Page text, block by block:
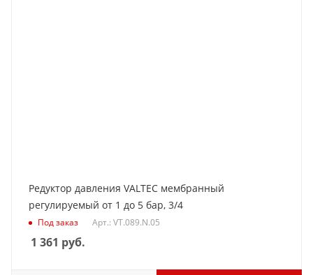
Редуктор давления VALTEC мембранный
регулируемый от 1 до 5 бар, 3/4
Под заказ Арт.: VT.089.N.05
1 361 руб.